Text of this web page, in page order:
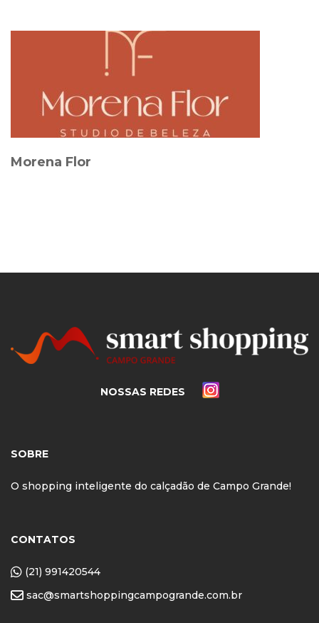
Morena Flor
NOSSAS REDES
SOBRE
O shopping inteligente do calçadão de Campo Grande!
CONTATOS
(21) 991420544
sac@smartshoppingcampogrande.com.br